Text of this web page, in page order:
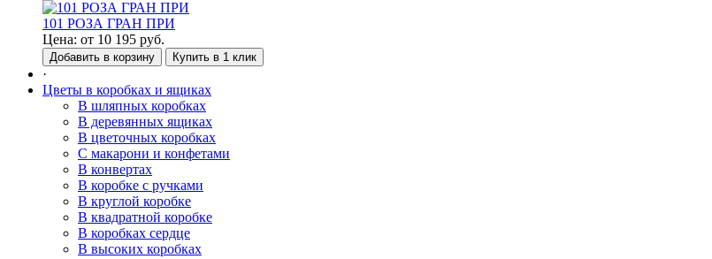
101 РОЗА ГРАН ПРИ
Цена: от 10 195 руб.
Добавить в корзину Купить в 1 клик
·
Цветы в коробках и ящиках
В шляпных коробках
В деревянных ящиках
В цветочных коробках
С макарони и конфетами
В конвертах
В коробке с ручками
В круглой коробке
В квадратной коробке
В коробках сердце
В высоких коробках